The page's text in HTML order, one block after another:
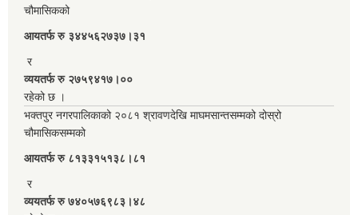
चौमासिकको
आयतर्फ रु‌ ३४४५६२७३७।३१
र
व्ययतर्फ रु २७५९४१७।००
रहेको छ ।
भक्तपुर नगरपालिकाको २०८१ श्रावणदेखि माघमसान्तसम्मको दोस्रो
चौमासिकसम्मको
आयतर्फ रु‌ ८१३३१५१३८।८१
र
व्ययतर्फ रु ७४०५७६९८३।४८